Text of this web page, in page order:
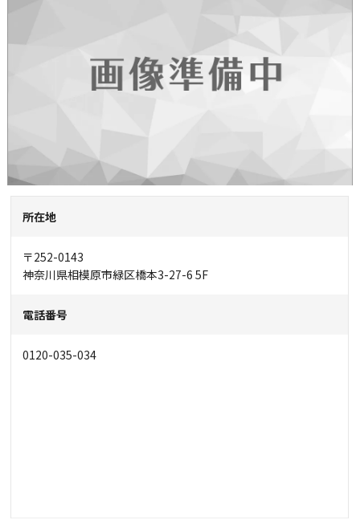
所在地
〒252-0143
神奈川県相模原市緑区橋本3-27-6 5F
電話番号
0120-035-034